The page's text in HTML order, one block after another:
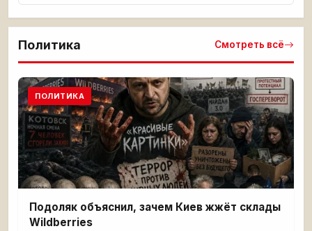
Политика Смотреть всё
ПОЛИТИКА
Подоляк объяснил, зачем Киев жжёт склады
Wildberries